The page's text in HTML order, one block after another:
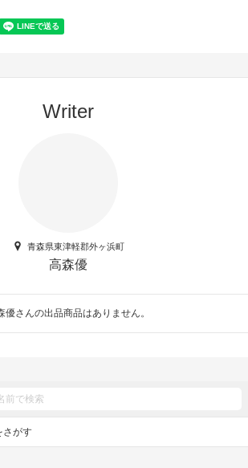
Writer
青森県東津軽郡外ヶ浜町
高森優
優さんの出品商品はありません。
さがす